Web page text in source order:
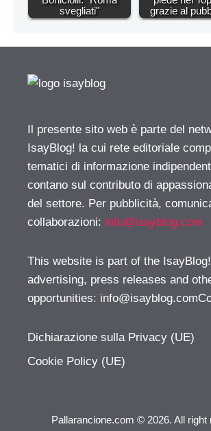
svegliati"
grazie al
Il presente sito web è parte del
IsayBlog! la cui rete editoriale
tematici di informazione
contano sul contributo di
del settore. Per pubblicità,
collaborazioni: info@isayblog.com
This website is part of the
advertising, press releases and
opportunities:
Dichiarazione sulla Privacy (UE)
Cookie Policy (UE)
Pallarancione.com © 2026. All right